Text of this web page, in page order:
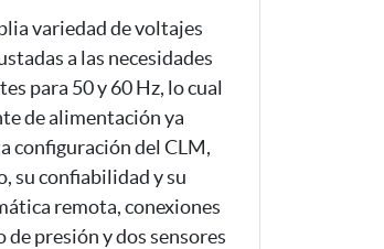
variedad de voltajes
a las necesidades
para 50 y 60 Hz, lo cual
de alimentación ya
configuración del CLM,
su confiabilidad y su
remota, conexiones
presión y dos sensores